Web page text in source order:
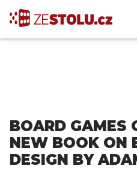
BOARD GAMES
NEW BOOK ON
DESIGN BY